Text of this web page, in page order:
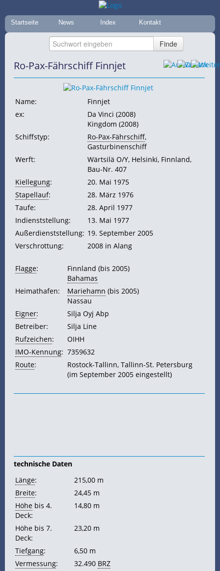
Startseite News Index Kontakt
Ro-Pax-Fährschiff Finnjet
Name:
Finnjet
ex:
Da Vinci (2008)
Kingdom (2008)
Schiffstyp:
Ro-Pax-Fährschiff,
Gasturbinenschiff
Werft:
Wärtsilä O/Y, Helsinki, Finnland,
Bau-Nr. 407
Kiellegung:
20. Mai 1975
Stapellauf:
28. März 1976
Taufe:
28. April 1977
Indienststellung:
13. Mai 1977
Außerdienststellung: 19. September 2005
Verschrottung:
2008 in Alang
Flagge:
Finnland (bis 2005)
Bahamas
Heimathafen:
Mariehamn (bis 2005)
Nassau
Eigner:
Silja Oyj Abp
Betreiber:
Silja Line
Rufzeichen:
OIHH
IMO-Kennung: 7359632
Route:
Rostock-Tallinn, Tallinn-St. Petersburg
(im September 2005 eingestellt)
technische Daten
Länge:
215,00 m
Breite:
24,45 m
Höhe bis 4.
Deck:
14,80 m
Höhe bis 7.
Deck:
23,20 m
Tiefgang:
6,50 m
Vermessung: 32.490 BRZ